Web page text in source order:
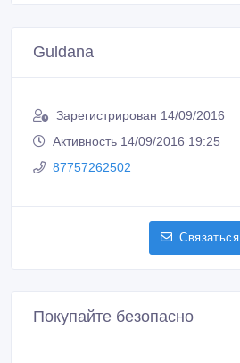
Guldana
Зарегистрирован 14/09/2016
Активность 14/09/2016 19:25
87757262502
Связаться
Покупайте безопасно